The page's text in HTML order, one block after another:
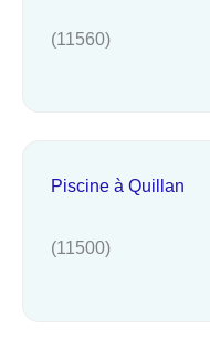
(11560)
Piscine à Quillan
(11500)